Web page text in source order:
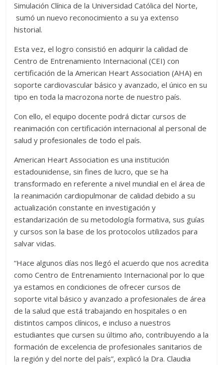
Simulación Clínica de la Universidad Católica del Norte,
sumó un nuevo reconocimiento a su ya extenso
historial.
Esta vez, el logro consistió en adquirir la calidad de
Centro de Entrenamiento Internacional (CEI) con
certificación de la American Heart Association (AHA) en
soporte cardiovascular básico y avanzado, el único en su
tipo en toda la macrozona norte de nuestro país.
Con ello, el equipo docente podrá dictar cursos de
reanimación con certificación internacional al personal de
salud y profesionales de todo el país.
American Heart Association es una institución
estadounidense, sin fines de lucro, que se ha
transformado en referente a nivel mundial en el área de
la reanimación cardiopulmonar de calidad debido a su
actualización constante en investigación y
estandarización de su metodología formativa, sus guías
y cursos son la base de los protocolos utilizados para
salvar vidas.
“Hace algunos días nos llegó el acuerdo que nos acredita
como Centro de Entrenamiento Internacional por lo que
ya estamos en condiciones de ofrecer cursos de
soporte vital básico y avanzado a profesionales de área
de la salud que está trabajando en hospitales o en
distintos campos clínicos, e incluso a nuestros
estudiantes que cursen su último año, contribuyendo a la
formación de excelencia de profesionales sanitarios de
la región y del norte del país”, explicó la Dra. Claudia